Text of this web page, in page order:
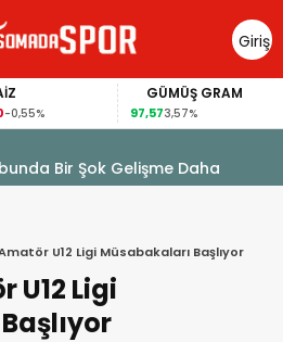
Giriş
Yap
GÜMÜŞ GRAM
3,57%
BITCOIN
64.844,00
Bir Şok Gelişme Daha
U12 Ligi Müsabakaları Başlıyor
U12 Ligi